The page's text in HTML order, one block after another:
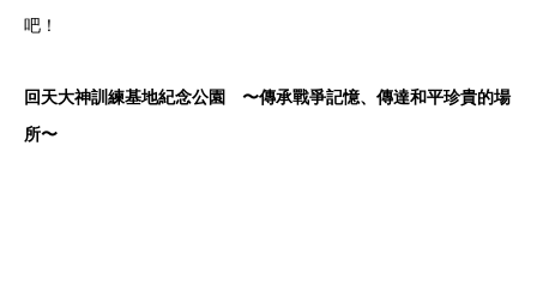
吧！
回天大神訓練基地紀念公園 〜傳承戰爭記憶、傳達和平珍貴的場
所〜